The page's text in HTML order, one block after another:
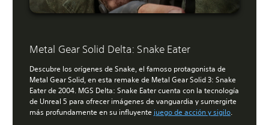
Metal Gear Solid Delta: Snake Eater
Descubre los orígenes de Snake, el famoso protagonista de
Metal Gear Solid, en esta remake de Metal Gear Solid 3: Snake
Eater de 2004. MGS Delta: Snake Eater cuenta con la tecnología
de Unreal 5 para ofrecer imágenes de vanguardia y sumergirte
más profundamente en su influyente juego de acción y sigilo.